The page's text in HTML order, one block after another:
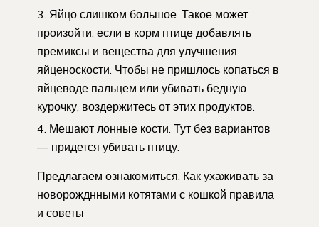
Яйцо слишком большое. Такое может
произойти, если в корм птице добавлять
премиксы и вещества для улучшения
яйценоскости. Чтобы не пришлось копаться в
яйцеводе пальцем или убивать бедную
курочку, воздержитесь от этих продуктов.
Мешают лонные кости. Тут без вариантов
— придется убивать птицу.
Предлагаем ознакомиться: Как ухаживать за
новорожднными котятами с кошкой правила
и советы